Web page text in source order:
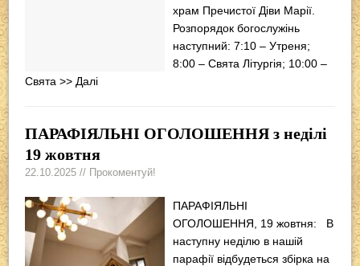
храм Пречистої Діви Марії.
Розпорядок богослужінь
наступний: 7:10 – Утреня;
8:00 – Свята Літургія; 10:00 –
Свята>> Далі
ПАРАФІЯЛЬНІ ОГОЛОШЕННЯ з неділі
19 жовтня
22.10.2025 // Прокоментуй!
ПАРАФІЯЛЬНІ
ОГОЛОШЕННЯ, 19 жовтня: В
наступну неділю в нашій
парафії відбудеться збірка на